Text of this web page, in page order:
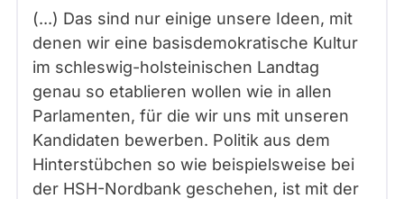
(...) Das sind nur einige unsere Ideen, mit
denen wir eine basisdemokratische Kultur
im schleswig-holsteinischen Landtag
genau so etablieren wollen wie in allen
Parlamenten, für die wir uns mit unseren
Kandidaten bewerben. Politik aus dem
Hinterstübchen so wie beispielsweise bei
der HSH-Nordbank geschehen, ist mit der